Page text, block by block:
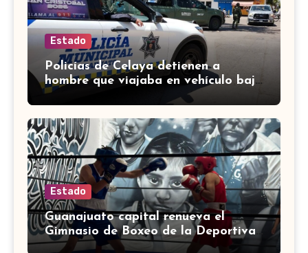
Estado
Policías de Celaya detienen a
hombre que viajaba en vehículo bajo
investigación
Estado
Guanajuato capital renueva el
Gimnasio de Boxeo de la Deportiva
Torres Landa